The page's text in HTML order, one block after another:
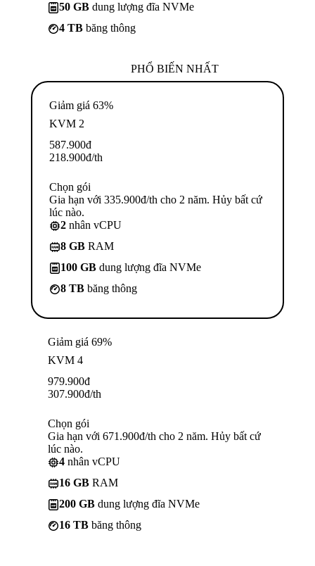
50 GB dung lượng đĩa NVMe
4 TB băng thông
PHỔ BIẾN NHẤT
Giảm giá 63%
KVM 2
587.900đ
218.900đ/th
Chọn gói
Gia hạn với 335.900đ/th cho 2 năm. Hủy bất cứ
lúc nào.
2 nhân vCPU
8 GB RAM
100 GB dung lượng đĩa NVMe
8 TB băng thông
Giảm giá 69%
KVM 4
979.900đ
307.900đ/th
Chọn gói
Gia hạn với 671.900đ/th cho 2 năm. Hủy bất cứ
lúc nào.
4 nhân vCPU
16 GB RAM
200 GB dung lượng đĩa NVMe
16 TB băng thông